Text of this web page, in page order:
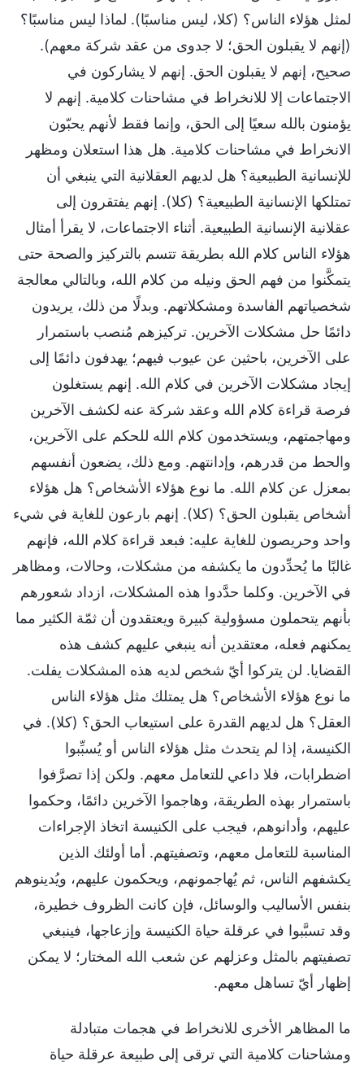
لمثل هؤلاء الناس؟ (كلا، ليس مناسبًا). لماذا ليس مناسبًا؟
(إنهم لا يقبلون الحق؛ لا جدوى من عقد شركة معهم).
صحيح، إنهم لا يقبلون الحق. إنهم لا يشاركون في
الاجتماعات إلا للانخراط في مشاحنات كلامية. إنهم لا
يؤمنون بالله سعيًا إلى الحق، وإنما فقط لأنهم يحبّون
الانخراط في مشاحنات كلامية. هل هذا استعلان ومظهر
للإنسانية الطبيعية؟ هل لديهم العقلانية التي ينبغي أن
تمتلكها الإنسانية الطبيعية؟ (كلا). إنهم يفتقرون إلى
عقلانية الإنسانية الطبيعية. أثناء الاجتماعات، لا يقرأ أمثال
هؤلاء الناس كلام الله بطريقة تتسم بالتركيز والصحة حتى
يتمكَّنوا من فهم الحق ونيله من كلام الله، وبالتالي معالجة
شخصياتهم الفاسدة ومشكلاتهم. وبدلًا من ذلك، يريدون
دائمًا حل مشكلات الآخرين. تركيزهم مُنصب باستمرار
على الآخرين، باحثين عن عيوب فيهم؛ يهدفون دائمًا إلى
إيجاد مشكلات الآخرين في كلام الله. إنهم يستغلون
فرصة قراءة كلام الله وعقد شركة عنه لكشف الآخرين
ومهاجمتهم، ويستخدمون كلام الله للحكم على الآخرين،
والحط من قدرهم، وإدانتهم. ومع ذلك، يضعون أنفسهم
بمعزل عن كلام الله. ما نوع هؤلاء الأشخاص؟ هل هؤلاء
أشخاص يقبلون الحق؟ (كلا). إنهم بارعون للغاية في شيء
واحد وحريصون للغاية عليه: فبعد قراءة كلام الله، فإنهم
غالبًا ما يُحدِّدون ما يكشفه من مشكلات، وحالات، ومظاهر
في الآخرين. وكلما حدَّدوا هذه المشكلات، ازداد شعورهم
بأنهم يتحملون مسؤولية كبيرة ويعتقدون أن ثمّة الكثير مما
يمكنهم فعله، معتقدين أنه ينبغي عليهم كشف هذه
القضايا. لن يتركوا أيّ شخص لديه هذه المشكلات يفلت.
ما نوع هؤلاء الأشخاص؟ هل يمتلك مثل هؤلاء الناس
العقل؟ هل لديهم القدرة على استيعاب الحق؟ (كلا). في
الكنيسة، إذا لم يتحدث مثل هؤلاء الناس أو يُسبِّبوا
اضطرابات، فلا داعي للتعامل معهم. ولكن إذا تصرَّفوا
باستمرار بهذه الطريقة، وهاجموا الآخرين دائمًا، وحكموا
عليهم، وأدانوهم، فيجب على الكنيسة اتخاذ الإجراءات
المناسبة للتعامل معهم، وتصفيتهم. أما أولئك الذين
يكشفهم الناس، ثم يُهاجمونهم، ويحكمون عليهم، ويُدينوهم
بنفس الأساليب والوسائل، فإن كانت الظروف خطيرة،
وقد تسبَّبوا في عرقلة حياة الكنيسة وإزعاجها، فينبغي
تصفيتهم بالمثل وعزلهم عن شعب الله المختار؛ لا يمكن
إظهار أيّ تساهل معهم.
ما المظاهر الأخرى للانخراط في هجمات متبادلة
ومشاحنات كلامية التي ترقى إلى طبيعة عرقلة حياة